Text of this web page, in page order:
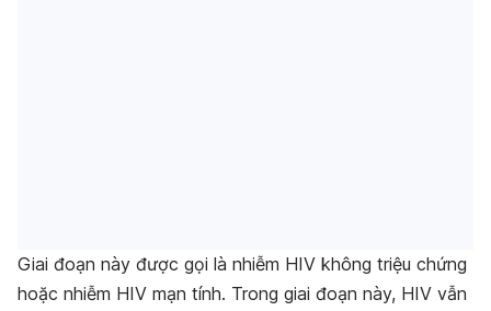
Giai đoạn này được gọi là nhiễm HIV không triệu chứng
hoặc nhiễm HIV mạn tính. Trong giai đoạn này, HIV vẫn